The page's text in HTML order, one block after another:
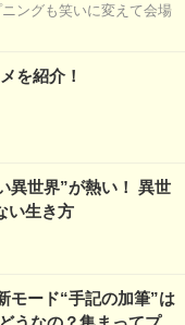
ングも笑いに変えて会場
を紹介！
異世界”が熱い！ 異世
い生き方
モード“手記の加筆”は